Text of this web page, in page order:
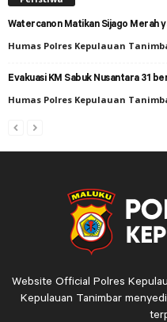
Watercanon Matikan Sijago Merah
Humas Polres Kepulauan
Evakuasi KM Sabuk Nusantara 31
Humas Polres Kepulauan
Website Official Polres
Kepulauan Tanimbar